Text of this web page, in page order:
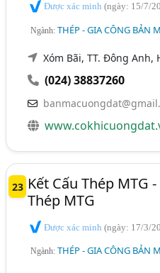
Được xác minh(ngày: 15/7/
Ngành:THÉP - GIA CÔNG BẢN
Xóm Bãi, TT. Đông Anh,
(024) 38837260
23 Kết Cấu Thép MTG
Thép MTG
Được xác minh(ngày: 17/3/
Ngành:THÉP - GIA CÔNG BẢN